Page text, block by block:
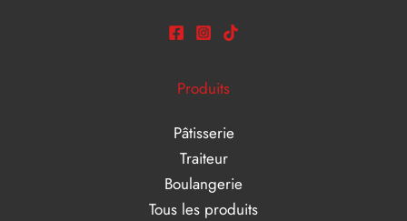
Produits
Pâtisserie
Traiteur
Boulangerie
Tous les produits